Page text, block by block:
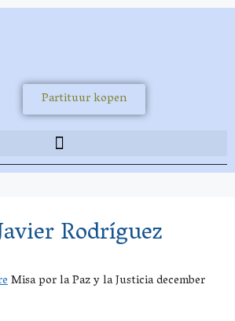
Partituur kopen
Rodríguez
Misa por la Paz y la Justicia december